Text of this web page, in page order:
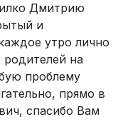
Дмитрию
и
утро лично
родителей на
проблему
прямо в
спасибо Вам